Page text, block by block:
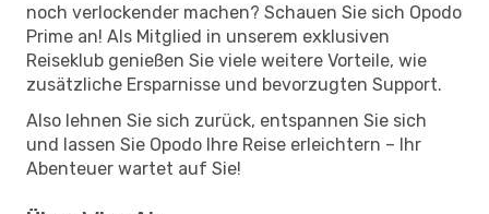
noch verlockender machen? Schauen Sie sich Opodo
Prime an! Als Mitglied in unserem exklusiven
Reiseklub genießen Sie viele weitere Vorteile, wie
zusätzliche Ersparnisse und bevorzugten Support.
Also lehnen Sie sich zurück, entspannen Sie sich
und lassen Sie Opodo Ihre Reise erleichtern – Ihr
Abenteuer wartet auf Sie!